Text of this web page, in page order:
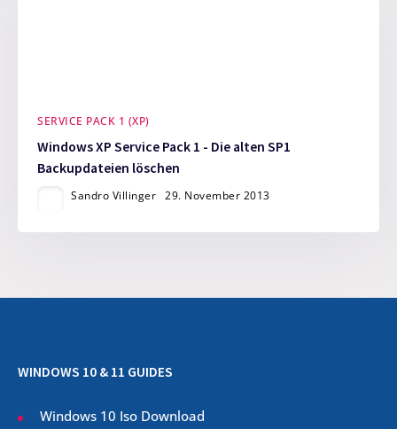
SERVICE PACK 1 (XP)
Windows XP Service Pack 1 - Die alten SP1
Backupdateien löschen
Sandro Villinger 29. November 2013
WINDOWS 10 & 11 GUIDES
Windows 10 Iso Download